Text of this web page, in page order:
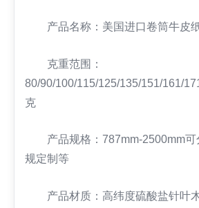
产品名称：美国进口卷筒牛皮
克重范围：
80/90/100/115/125/135/151/161/
克
产品规格：787mm-2500mm可
规定制等
产品材质：高纬度硫酸盐针叶